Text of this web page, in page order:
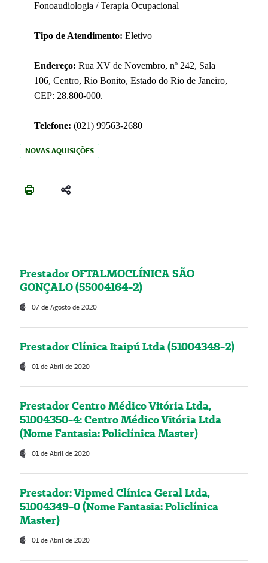
Fonoaudiologia / Terapia Ocupacional
Tipo de Atendimento: Eletivo
Endereço: Rua XV de Novembro, nº 242, Sala
106, Centro, Rio Bonito, Estado do Rio de Janeiro,
CEP: 28.800-000.
Telefone: (021) 99563-2680
NOVAS AQUISIÇÕES
Prestador OFTALMOCLÍNICA SÃO
GONÇALO (55004164-2)
07 de Agosto de 2020
Prestador Clínica Itaipú Ltda (51004348-2)
01 de Abril de 2020
Prestador Centro Médico Vitória Ltda,
51004350-4: Centro Médico Vitória Ltda
(Nome Fantasia: Policlínica Master)
01 de Abril de 2020
Prestador: Vipmed Clínica Geral Ltda,
51004349-0 (Nome Fantasia: Policlínica
Master)
01 de Abril de 2020